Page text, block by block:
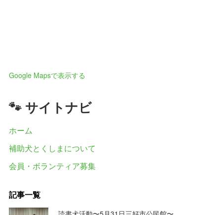
Google Mapsで表示する
🐾 サイトナビ
ホーム
補助犬とくしまについて
会員・ボランティア募集
記事一覧